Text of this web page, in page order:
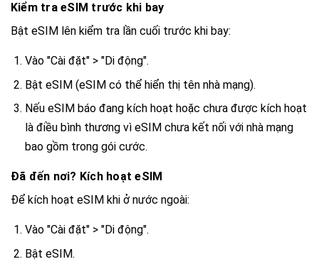
Kiểm tra eSIM trước khi bay
Bật eSIM lên kiểm tra lần cuối trước khi bay:
Vào "Cài đặt" > "Di động".
Bật eSIM (eSIM có thể hiển thị tên nhà mạng).
Nếu eSIM báo đang kích hoạt hoặc chưa được kích hoạt
là điều bình thương vì eSIM chưa kết nối với nhà mạng
bao gồm trong gói cước.
Đã đến nơi? Kích hoạt eSIM
Để kích hoạt eSIM khi ở nước ngoài:
Vào "Cài đặt" > "Di động".
Bật eSIM.